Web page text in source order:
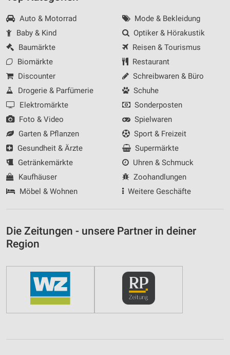
Auto & Motorrad
Baby & Kind
Baumärkte
Biomärkte
Discounter
Drogerie & Parfümerie
Elektromärkte
Foto & Video
Garten & Pflanzen
Gesundheit & Ärzte
Getränkemärkte
Kaufhäuser
Möbel & Wohnen
Mode & Bekleidung
Optiker & Hörakustik
Reisen & Tourismus
Restaurant
Schreibwaren & Büro
Schuhe
Sonderposten
Spielwaren
Sport & Freizeit
Supermärkte
Uhren & Schmuck
Zoohandlungen
Weitere Geschäfte
Die Zeitungen - unsere Partner in deiner
Region